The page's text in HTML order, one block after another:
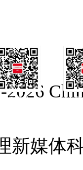
订阅号
新媒体